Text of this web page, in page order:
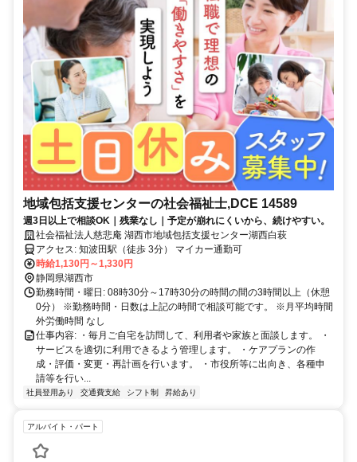
地域包括支援センターの社会福祉士,DCE 14589
週3日以上で相談OK｜残業なし｜予定が崩れにくいから、続けやすい。
社会福祉法人慈悲庵 湖西市地域包括支援センター湖西白萩
アクセス: 知波田駅（徒歩 3分） マイカー通勤可
時給1,130円～1,330円
静岡県湖西市
勤務時間・曜日: 08時30分～17時30分の時間の間の3時間以上（休憩
0分） ※勤務時間・日数は上記の時間で相談可能です。 ※月平均時間
外労働時間 なし
仕事内容: ・毎月ご自宅を訪問して、利用者や家族と面談します。 ・
サービスを適切に利用できるよう管理します。 ・ケアプランの作
成・評価・変更・再計画を行います。 ・市役所等に出向き、各種申
請等を行い...
社員登用あり 交通費支給 シフト制 昇給あり
アルバイト・パート